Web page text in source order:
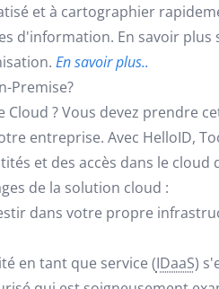
et à cartographier
d'information. En savoir
En savoir plus..
Premise?
Cloud ? Vous devez prendre
entreprise. Avec HelloID,
et des accès dans le
de la solution cloud :
dans votre propre
en tant que service (IDaaS)